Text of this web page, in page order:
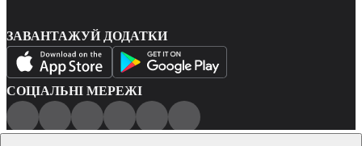
ЗАВАНТАЖУЙ ДОДАТКИ
СОЦІАЛЬНІ МЕРЕЖІ